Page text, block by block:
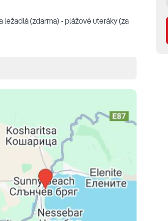
(zdarma) • plážové uteráky (za
• sušič vlasov • trezor • minibar (za
posteľ, výhľad do záhrady)
možnosť výhľadu na more) •
rozkladacia pohovka, možnosť
je za príplatok.